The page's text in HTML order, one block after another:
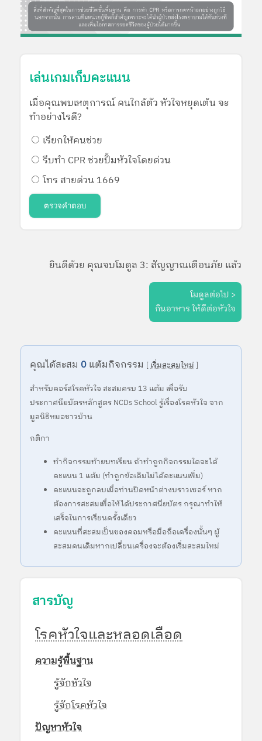
เล่นเกมเก็บคะแนน
เมื่อคุณพบเหตุการณ์ คนใกล้ตัว หัวใจหยุดเต้น จะ
ทำอย่างไรดี?
เรียกให้คนช่วย
รีบทำ CPR ช่วยปั้มหัวใจโดยด่วน
โทร สายด่วน 1669
ตรวจคำตอบ
ยินดีด้วย คุณจบโมดูล 3: สัญญาณเตือนภัย แล้ว
โมดูลต่อไป >
กินอาหาร ให้ดีต่อหัวใจ
คุณได้สะสม 0แต้มกิจกรรม [เริ่มสะสมใหม่]
สำหรับคอร์สโรคหัวใจ สะสมครบ 13 แต้ม เพื่อรับ
ประกาศนียบัตรหลักสูตร NCDs School รู้เรื่องโรคหัวใจ จาก
มูลนิธิหมอชาวบ้าน
กติกา
ทำกิจกรรมท้ายบทเรียน ถ้าทำถูกกิจกรรมใดจะได้
คะแนน 1 แต้ม (ทำถูกข้อเดิมไม่ได้คะแนนเพิ่ม)
คะแนนจะถูกลบเมื่อท่านปิดหน้าต่างบราวเซอร์ หาก
ต้องการสะสมเพื่อให้ได้ประกาศนียบัตร กรุณาทำให้
เสร็จในการเรียนครั้งเดียว
คะแนนที่สะสมเป็นของคอมหรือมือถือเครื่องนั้นๆ ผู้
สะสมคนเดิมหากเปลี่ยนเครื่องจะต้องเริ่มสะสมใหม่
สารบัญ
โรคหัวใจและหลอดเลือด
ความรู้พื้นฐาน
รู้จักหัวใจ
รู้จักโรคหัวใจ
ปัญหาหัวใจ